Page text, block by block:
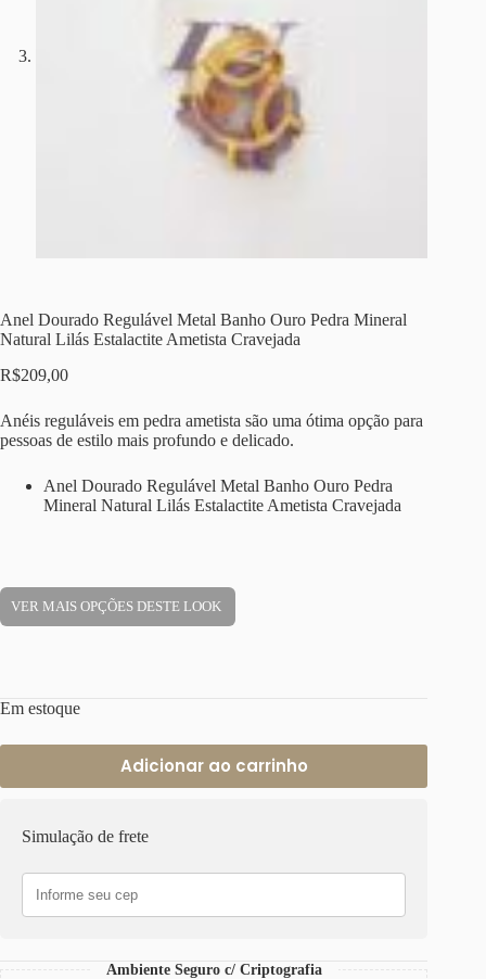
Anel Dourado Regulável Metal Banho Ouro Pedra Mineral
Natural Lilás Estalactite Ametista Cravejada
R$209,00
Anéis reguláveis em pedra ametista são uma ótima opção para
pessoas de estilo mais profundo e delicado.
Anel Dourado Regulável Metal Banho Ouro Pedra
Mineral Natural Lilás Estalactite Ametista Cravejada
VER MAIS OPÇÕES DESTE LOOK
Em estoque
Adicionar ao carrinho
Simulação de frete
Ambiente Seguro c/ Criptografia